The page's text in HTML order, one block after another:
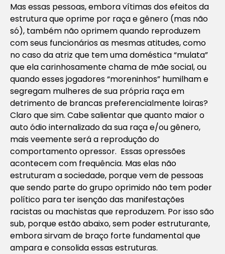
Mas essas pessoas, embora vítimas dos efeitos da
estrutura que oprime por raça e gênero (mas não
só), também não oprimem quando reproduzem
com seus funcionários as mesmas atitudes, como
no caso da atriz que tem uma doméstica “mulata”
que ela carinhosamente chama de mãe social, ou
quando esses jogadores “moreninhos” humilham e
segregam mulheres de sua própria raça em
detrimento de brancas preferencialmente loiras?
Claro que sim. Cabe salientar que quanto maior o
auto ódio internalizado da sua raça e/ou gênero,
mais veemente será a reprodução do
comportamento opressor. Essas opressões
acontecem com frequência. Mas elas não
estruturam a sociedade, porque vem de pessoas
que sendo parte do grupo oprimido não tem poder
político para ter isenção das manifestações
racistas ou machistas que reproduzem. Por isso são
sub, porque estão abaixo, sem poder estruturante,
embora sirvam de braço forte fundamental que
ampara e consolida essas estruturas.